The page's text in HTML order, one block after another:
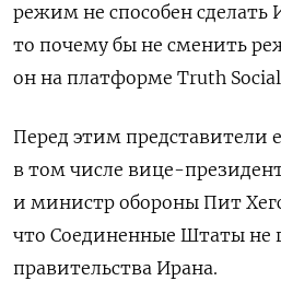
режим не способен сделать
то почему бы не сменить
он на платформе Truth
Перед этим представители
в том числе вице-
и министр обороны Пит
что Соединенные Штаты не
правительства Ирана.